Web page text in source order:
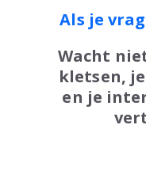
Als je
Wacht
kletsen,
en je